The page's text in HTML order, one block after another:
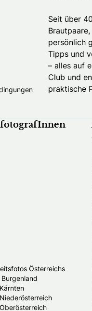
Seit über
persönlich
Tipps und
– alles auf
Club und
praktische
Österreichs